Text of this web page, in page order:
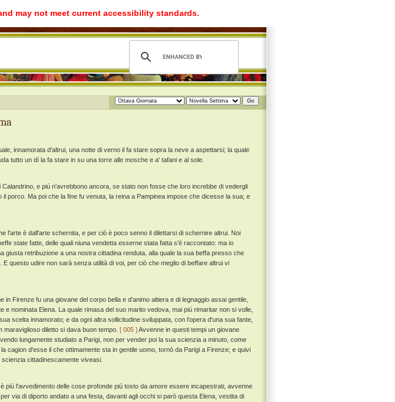
may not meet current accessibility standards.
innamorata d'altrui, una notte di verno il fa stare sopra la neve a aspettarsi; la quale
tutto un dí la fa stare in su una torre alle mosche e a' tafani e al sole.
e piú n'avrebbono ancora, se stato non fosse che loro increbbe di vedergli
porco. Ma poi che la fine fu venuta, la reina a Pampinea impose che dicesse la sua; e
l'arte è dall'arte schernita, e per ciò è poco senno il dilettarsi di schernire altrui. Noi
state fatte, delle quali niuna vendetta esserne stata fatta s'è raccontato: ma io
giusta retribuzione a una nostra cittadina renduta, alla quale la sua beffa presso che
questo udire non sarà senza utilità di voi, per ciò che meglio di beffare altrui vi
in Firenze fu una giovane del corpo bella e d'animo altiera e di legnaggio assai gentile,
e nominata Elena. La quale rimasa del suo marito vedova, mai piú rimaritar non si volle,
scelta innamorato; e da ogni altra sollicitudine sviluppata, con l'opera d'una sua fante,
diletto si dava buon tempo. [ 005 ]Avvenne in questi tempi un giovane
lungamente studiato a Parigi, non per vender poi la sua scienzia a minuto, come
cagion d'esse il che ottimamente sta in gentile uomo, tornò da Parigi a Firenze; e quivi
cittadinescamente viveasi.
piú l'avvedimento delle cose profonde piú tosto da amore essere incapestrati, avvenne
via di diporto andato a una festa, davanti agli occhi si parò questa Elena, vestita di